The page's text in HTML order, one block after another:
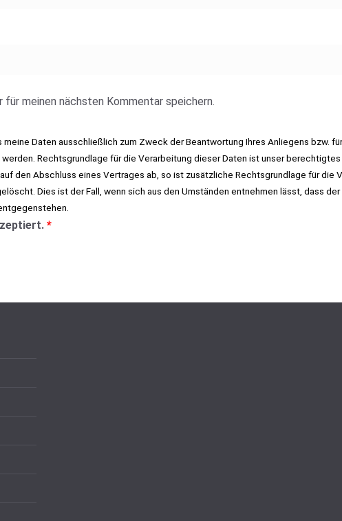
meinen nächsten Kommentar speichern.
Daten ausschließlich zum Zweck der Beantwortung Ihres Anliegens bzw.
Rechtsgrundlage für die Verarbeitung dieser Daten ist unser
den Abschluss eines Vertrages ab, so ist zusätzliche Rechtsgrundlage für die
Dies ist der Fall, wenn sich aus den Umständen entnehmen lässt, dass
*